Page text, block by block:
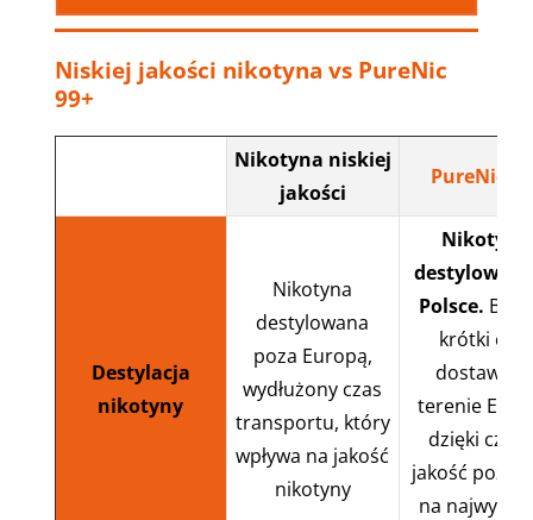
Niskiej jakości nikotyna vs PureNic
99+
Nikotyna niskiej
jakości
PureNic
Destylacja
nikotyny
Nikotyna
destylowana
poza Europą,
wydłużony czas
transportu, który
wpływa na jakość
nikotyny
Nikotyna
Polsce.
krótki czas
dostawy
terenie
dzięki
jakość
na